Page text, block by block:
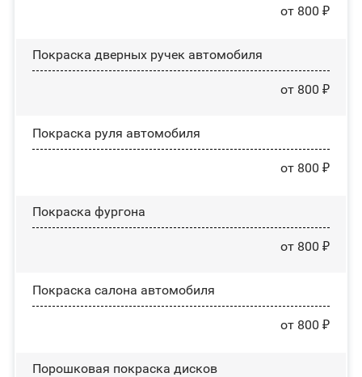
от 800 ₽
Покраска дверных ручек автомобиля
от 800 ₽
Покраска руля автомобиля
от 800 ₽
Покраска фургона
от 800 ₽
Покраска салона автомобиля
от 800 ₽
Порошковая покраска дисков